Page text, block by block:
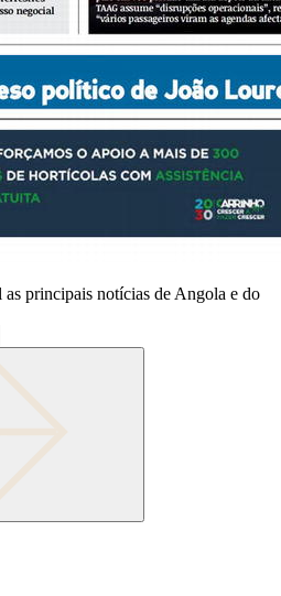
principais notícias de Angola e do